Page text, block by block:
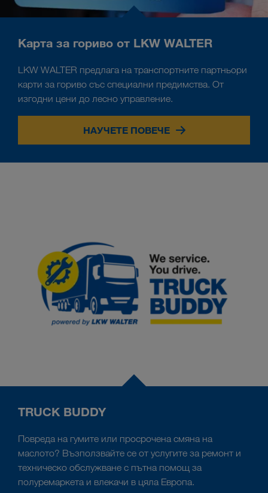
Карта за гориво от LKW WALTER
LKW WALTER предлага на транспортните партньори
карти за гориво със специални предимства. От
изгодни цени до лесно управление.
НАУЧЕТЕ ПОВЕЧЕ
TRUCK BUDDY
Повреда на гумите или просрочена смяна на
маслото? Възползвайте се от услугите за ремонт и
техническо обслужване с пътна помощ за
полуремаркета и влекачи в цяла Европа.